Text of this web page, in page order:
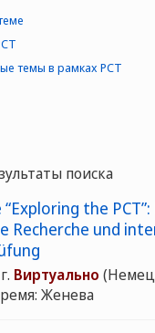
темы в рамках РСТ
поиска
the PCT”:
Recherche und
Виртуально
Женева